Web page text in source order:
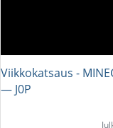
Viikkokatsaus -
― J0P